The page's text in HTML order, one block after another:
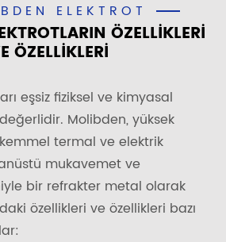
ELEKTROT
ÖZELLIKLERI
ÖZELLIKLERI
eşsiz fiziksel ve kimyasal
Molibden, yüksek
termal ve elektrik
mukavemet ve
bir refrakter metal olarak
özellikleri ve özellikleri bazı